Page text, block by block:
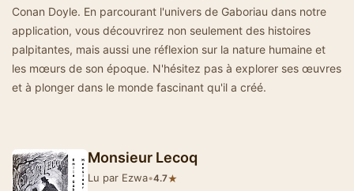
Conan Doyle. En parcourant l'univers de Gaboriau dans notre
application, vous découvrirez non seulement des histoires
palpitantes, mais aussi une réflexion sur la nature humaine et
les mœurs de son époque. N'hésitez pas à explorer ses œuvres
et à plonger dans le monde fascinant qu'il a créé.
Monsieur Lecoq
Lu par Ezwa•4.7★